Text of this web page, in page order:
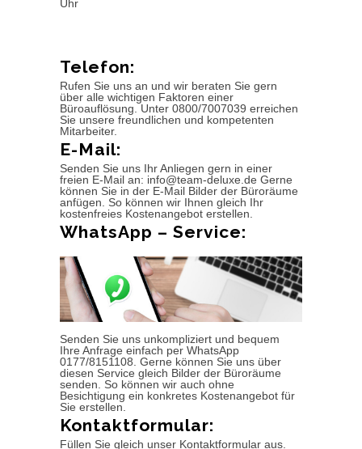
Uhr
Telefon:
Rufen Sie uns an und wir beraten Sie gern
über alle wichtigen Faktoren einer
Büroauflösung. Unter 0800/7007039 erreichen
Sie unsere freundlichen und kompetenten
Mitarbeiter.
E-Mail:
Senden Sie uns Ihr Anliegen gern in einer
freien E-Mail an: info@team-deluxe.de Gerne
können Sie in der E-Mail Bilder der Büroräume
anfügen. So können wir Ihnen gleich Ihr
kostenfreies Kostenangebot erstellen.
WhatsApp – Service:
Senden Sie uns unkompliziert und bequem
Ihre Anfrage einfach per WhatsApp
0177/8151108. Gerne können Sie uns über
diesen Service gleich Bilder der Büroräume
senden. So können wir auch ohne
Besichtigung ein konkretes Kostenangebot für
Sie erstellen.
Kontaktformular:
Füllen Sie gleich unser Kontaktformular aus.